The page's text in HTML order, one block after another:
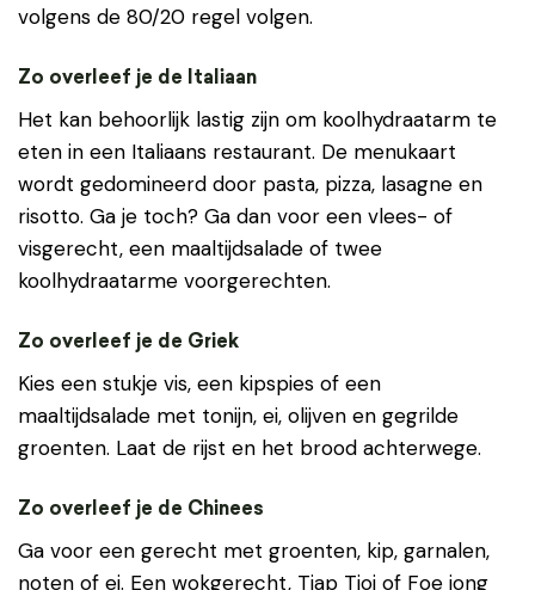
volgens de 80/20 regel volgen.
Zo overleef je de Italiaan
Het kan behoorlijk lastig zijn om koolhydraatarm te
eten in een Italiaans restaurant. De menukaart
wordt gedomineerd door pasta, pizza, lasagne en
risotto. Ga je toch? Ga dan voor een vlees- of
visgerecht, een maaltijdsalade of twee
koolhydraatarme voorgerechten.
Zo overleef je de Griek
Kies een stukje vis, een kipspies of een
maaltijdsalade met tonijn, ei, olijven en gegrilde
groenten. Laat de rijst en het brood achterwege.
Zo overleef je de Chinees
Ga voor een gerecht met groenten, kip, garnalen,
noten of ei. Een wokgerecht, Tjap Tjoj of Foe jong